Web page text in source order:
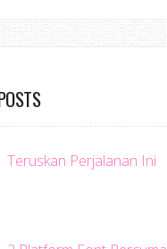
Teruskan Perjalanan Ini